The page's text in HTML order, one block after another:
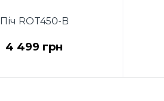
Піч ROT450-B
4 499 грн